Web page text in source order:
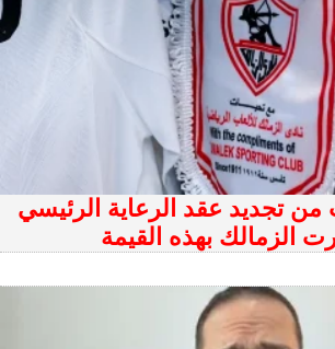
من تجديد عقد الرعاية الرئيسي
الزمالك بهذه القيمة